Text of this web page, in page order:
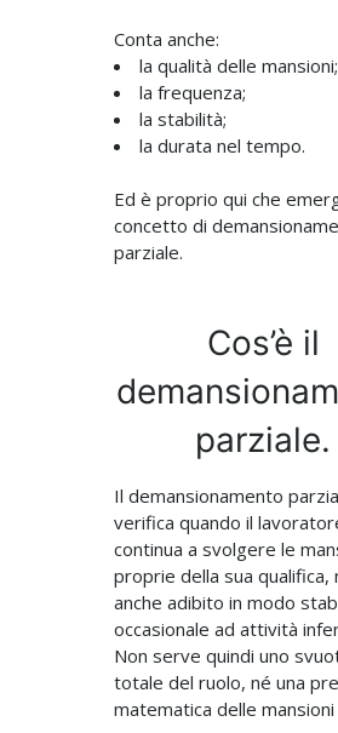
Conta anche:
la qualità delle mansioni;
la frequenza;
la stabilità;
la durata nel tempo.
Ed è proprio qui che
concetto di
parziale.
Cos’è il
parziale.
Il demansionamento
verifica quando il
continua a svolgere le
proprie della sua qualifica,
anche adibito in modo
occasionale ad attività
Non serve quindi uno
totale del ruolo, né una
matematica delle